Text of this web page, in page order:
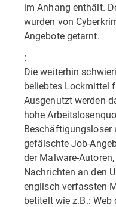
im Anhang enthält.
wurden von
Angebote getarnt.
:
Die weiterhin
beliebtes Lockmittel
Ausgenutzt werden
hohe
Beschäftigungsloser
gefälschte Job-
der Malware-
Nachrichten an den
englisch verfassten
betitelt wie z.B.: Web